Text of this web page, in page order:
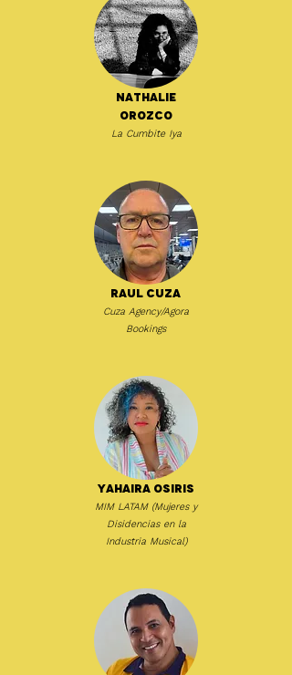
Nathalie
Orozco
La Cumbite Iya
Raul Cuza
Cuza Agency/Agora
Bookings
Yahaira Osiris
MIM LATAM (Mujeres y
Disidencias en la
Industria Musical)